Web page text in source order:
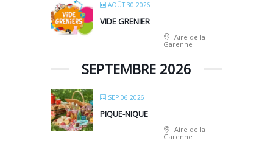
AOÛT 30 2026
VIDE GRENIER
Aire de la
Garenne
SEPTEMBRE 2026
SEP 06 2026
PIQUE-NIQUE
Aire de la
Garenne